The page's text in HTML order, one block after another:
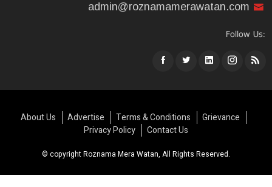
admin@roznamamerawatan.com
Follow Us:
© copyright Roznama Mera Watan, All Rights Reserved.
About Us Advertise Terms & Conditions
Grievance
Privacy Policy
Contact Us